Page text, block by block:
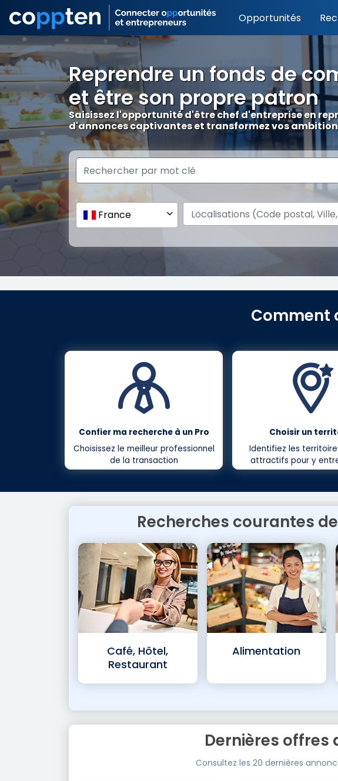
Opportunités
Reprendre un fonds de
et être son propre patron
Saisissez l'opportunité d'être chef d'entreprise en
d'annonces captivantes et transformez vos
France
Comment
Confier ma recherche à un Pro
Choisissez le meilleur professionnel
de la transaction
Choisir un
Identifiez les
attractifs pour y
Recherches courantes
Café, Hôtel,
Restaurant
Alimentation
Dernières offres
Consultez les 20 dernières